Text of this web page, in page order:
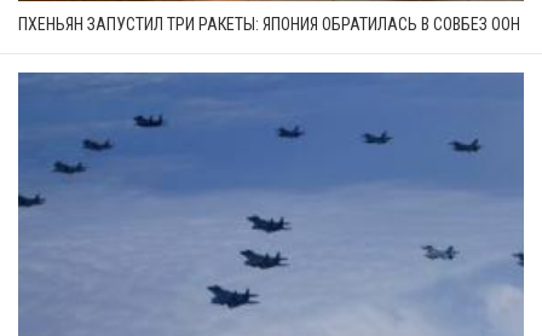
ПХЕНЬЯН ЗАПУСТИЛ ТРИ РАКЕТЫ: ЯПОНИЯ ОБРАТИЛАСЬ В СОВБЕЗ ООН